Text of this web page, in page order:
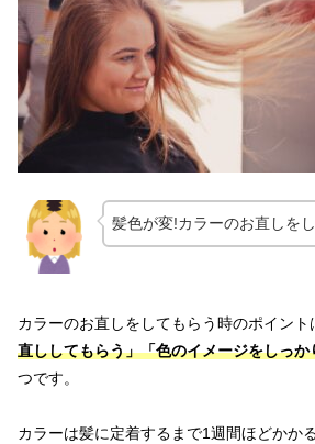
髪色が変!カラーのお直しを
カラーのお直しをしてもらう時のポイント
直ししてもらう」「色のイメージをしっ
つです。
カラーは髪に定着するまで1週間ほどかかる